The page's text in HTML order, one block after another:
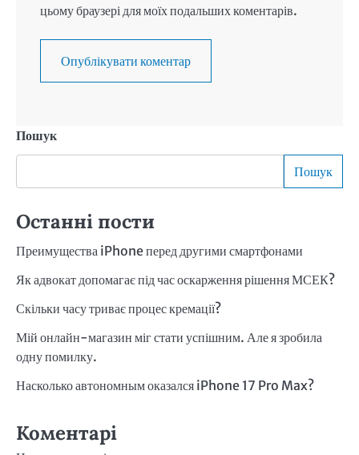
цьому браузері для моїх подальших коментарів.
Пошук
Пошук
Останні пости
Преимущества iPhone перед другими смартфонами
Як адвокат допомагає під час оскарження рішення МСЕК?
Скільки часу триває процес кремації?
Мій онлайн-магазин міг стати успішним. Але я зробила
одну помилку.
Насколько автономным оказался iPhone 17 Pro Max?
Коментарі